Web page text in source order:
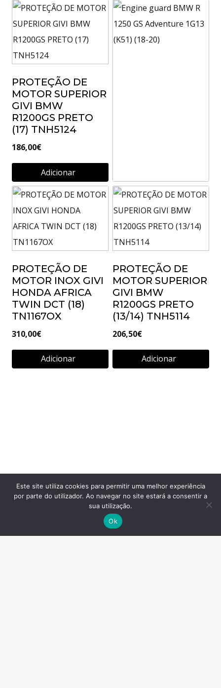
PROTEÇÃO DE
MOTOR SUPERIOR
GIVI BMW
R1200GS PRETO
(17) TNH5124
186,00€
Adicionar
Engine guard
BMW R 1250 GS
Adventure 1G13
227,00€
Ler mais
PROTEÇÃO DE
MOTOR INOX GIVI
HONDA AFRICA
TWIN DCT (18)
TN1167OX
310,00€
Adicionar
PROTEÇÃO DE
MOTOR SUPERIOR
GIVI BMW
R1200GS PRETO
(13/14) TNH5114
206,50€
Adicionar
Este site utiliza cookies para permitir uma melhor experiência
por parte do utilizador. Ao navegar no site estará a consentir a
sua utilização.
Ok